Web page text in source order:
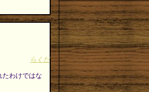
らくだ
たわけではな